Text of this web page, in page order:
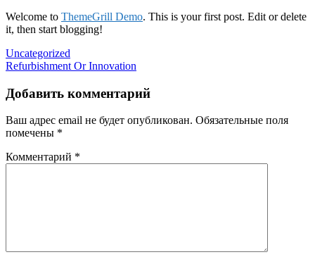
Welcome to ThemeGrill Demo. This is your first post. Edit or delete
it, then start blogging!
Uncategorized
Навигация
по
записям
Refurbishment Or Innovation
Добавить комментарий
Ваш адрес email не будет опубликован. Обязательные поля
помечены *
Комментарий *